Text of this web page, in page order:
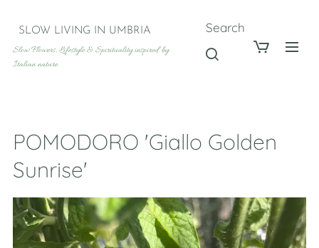
SLOW LIVING IN UMBRIA
Slow Flowers, Lifestyle & Spirituality inspired by
Italian nature
Search
POMODORO 'Giallo Golden
Sunrise'